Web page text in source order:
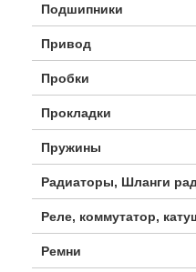
Подшипники
Привод
Пробки
Прокладки
Пружины
Радиаторы, Шланги
Реле, коммутатор,
Ремни